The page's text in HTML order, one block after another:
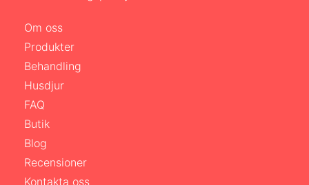
Om oss
Produkter
Behandling
Husdjur
FAQ
Butik
Blog
Recensioner
Kontakta oss